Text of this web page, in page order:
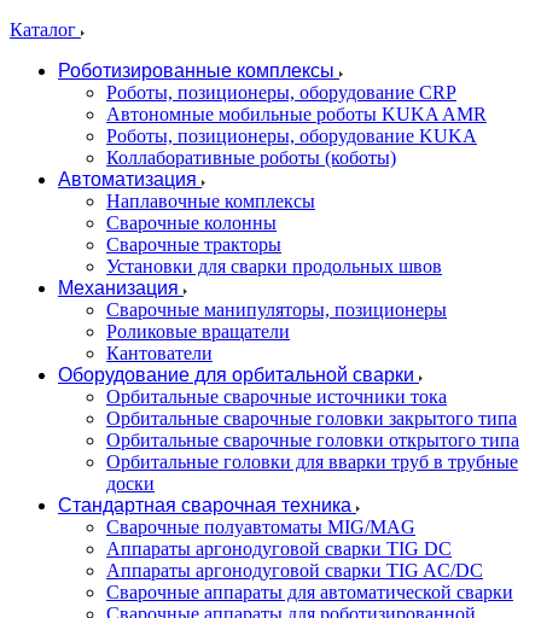
Каталог
Роботизированные комплексы
Роботы, позиционеры, оборудование CRP
Автономные мобильные роботы KUKA AMR
Роботы, позиционеры, оборудование KUKA
Коллаборативные роботы (коботы)
Автоматизация
Наплавочные комплексы
Сварочные колонны
Сварочные тракторы
Установки для сварки продольных швов
Механизация
Сварочные манипуляторы, позиционеры
Роликовые вращатели
Кантователи
Оборудование для орбитальной сварки
Орбитальные сварочные источники тока
Орбитальные сварочные головки закрытого типа
Орбитальные сварочные головки открытого типа
Орбитальные головки для вварки труб в трубные
доски
Стандартная сварочная техника
Сварочные полуавтоматы MIG/MAG
Аппараты аргонодуговой сварки TIG DC
Аппараты аргонодуговой сварки TIG AC/DC
Сварочные аппараты для автоматической сварки
Сварочные аппараты для роботизированной